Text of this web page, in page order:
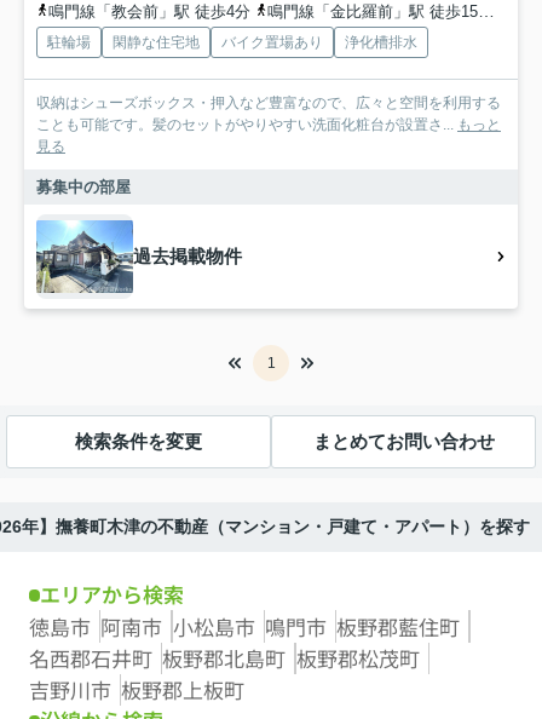
鳴門線「教会前」駅 徒歩4分
鳴門線「金比羅前」駅 徒歩15分
駐輪場 閑静な住宅地 バイク置場あり 浄化槽排水
収納はシューズボックス・押入など豊富なので、広々と空間を利用する
ことも可能です。髪のセットがやりやすい洗面化粧台が設置さ...
もっと
見る
募集中の部屋
過去掲載物件
1
検索条件を変更 まとめてお問い合わせ
年】撫養町木津の不動産（マンション・戸建て・アパート）を探す
エリアから検索
徳島市 阿南市 小松島市 鳴門市 板野郡藍住町
名西郡石井町 板野郡北島町 板野郡松茂町
吉野川市 板野郡上板町